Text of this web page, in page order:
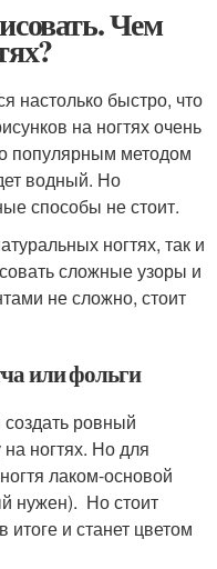
Чем
настолько быстро, что
на ногтях очень
популярным методом
водный. Но
способы не стоит.
ногтях, так и
сложные узоры и
не сложно, стоит
или фольги
ровный
ногтях. Но для
лаком-основой
нужен). Но стоит
итоге и станет цветом